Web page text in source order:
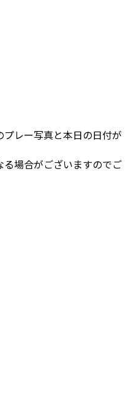
レー写真と本日の日付が
場合がございますのでご